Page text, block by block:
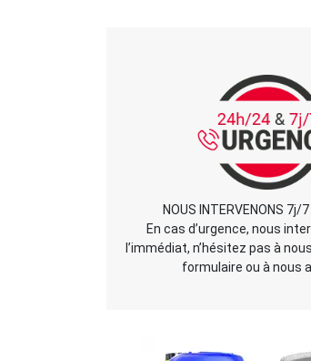
NOUS INTERVENONS
En cas d’urgence, nous
l’immédiat, n’hésitez pas à
formulaire ou à nous